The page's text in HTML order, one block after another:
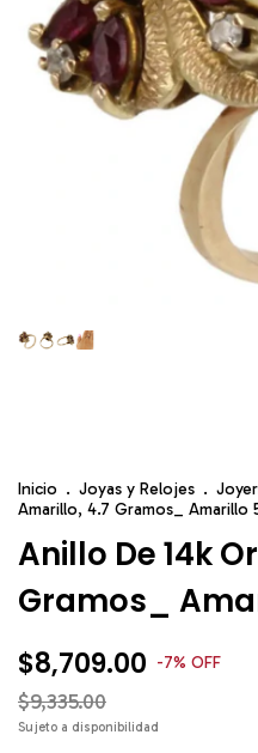
Inicio . Joyas y Relojes .
Amarillo, 4.7 Gramos_ Amarillo
Anillo De 14k
Gramos_
$8,709.00 -7% OFF
$9,335.00